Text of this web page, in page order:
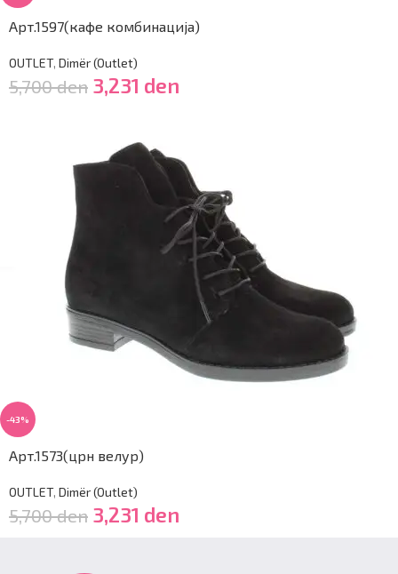
Арт.1597(кафе комбинација)
OUTLET, Dimër (Outlet)
5,700den 3,231 den
-43%
Арт.1573(црн велур)
OUTLET, Dimër (Outlet)
5,700den 3,231 den